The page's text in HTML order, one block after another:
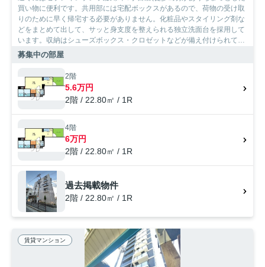
買い物に便利です。共用部には宅配ボックスがあるので、荷物の受け取
りのために早く帰宅する必要がありません。化粧品やスタイリング剤な
どをまとめて出して、サッと身支度を整えられる独立洗面台を採用して
います。収納はシューズボックス・クロゼットなどが備え付けられてい
るので、衣類や日用品の収納に重宝します。2沿線利用ができる、交通
海道本線塚本付近のお部屋探しを快適にサポート致します。是非一度お
問い合わせ下さい。
募集中の部屋
2階
5.6万円
2階 / 22.80㎡ / 1R
4階
6万円
2階 / 22.80㎡ / 1R
過去掲載物件
2階 / 22.80㎡ / 1R
賃貸マンション